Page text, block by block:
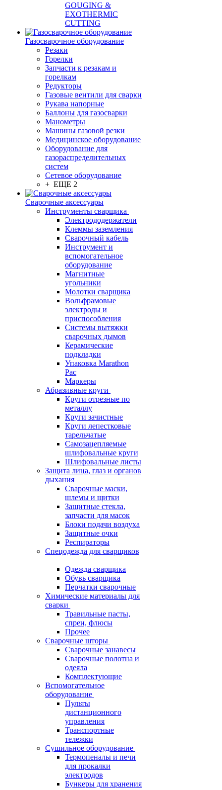
GOUGING &
EXOTHERMIC
CUTTING
Газосварочное оборудование
Резаки
Горелки
Запчасти к резакам и
горелкам
Редукторы
Газовые вентили для сварки
Рукава напорные
Баллоны для газосварки
Манометры
Машины газовой резки
Медицинское оборудование
Оборудование для
газораспределительных
систем
Сетевое оборудование
+ ЕЩЕ 2
Сварочные аксессуары
Инструменты сварщика
Электрододержатели
Клеммы заземления
Сварочный кабель
Инструмент и
вспомогательное
оборудование
Магнитные
угольники
Молотки сварщика
Вольфрамовые
электроды и
приспособления
Системы вытяжки
сварочных дымов
Керамические
подкладки
Упаковка Marathon
Pac
Маркеры
Абразивные круги
Круги отрезные по
металлу
Круги зачистные
Круги лепестковые
тарельчатые
Самозацепляемые
шлифовальные круги
Шлифовальные листы
Защита лица, глаз и органов
дыхания
Сварочные маски,
шлемы и щитки
Защитные стекла,
запчасти для масок
Блоки подачи воздуха
Защитные очки
Респираторы
Спецодежда для сварщиков
Одежда сварщика
Обувь сварщика
Перчатки сварочные
Химические материалы для
сварки
Травильные пасты,
спреи, флюсы
Прочее
Сварочные шторы
Сварочные занавесы
Сварочные полотна и
одеяла
Комплектующие
Вспомогательное
оборудование
Пульты
дистанционного
управления
Транспортные
тележки
Сушильное оборудование
Термопеналы и печи
для прокалки
электродов
Бункеры для хранения